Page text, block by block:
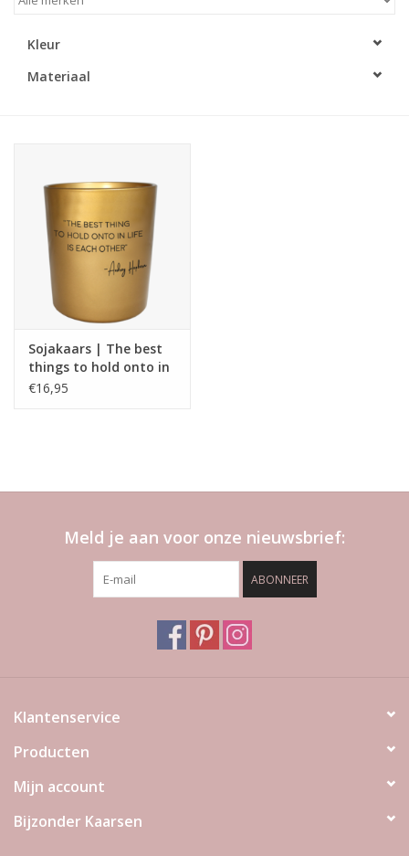
LED Kaarsen
Relatiegeschenken & Bedankjes
Huisparfums
Merken
Kleur
Materiaal
Sojakaars | The best
things to hold onto in
life is each other |
€16,95
Meld je aan voor onze nieuwsbrief:
ABONNEER
Klantenservice
Producten
Mijn account
Bijzonder Kaarsen